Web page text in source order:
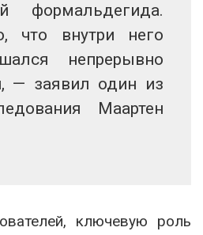
формальдегида.
что внутри него
непрерывно
— заявил один из
Маартен
ключевую роль